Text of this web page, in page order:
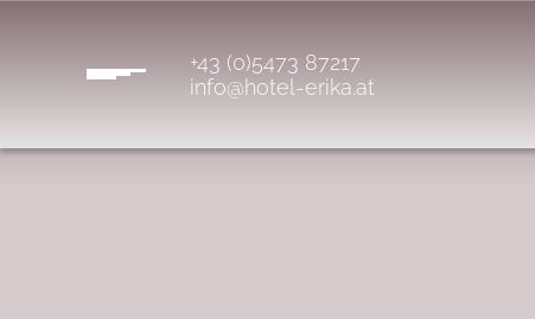
+43 (0)5473 87217
info@hotel-erika.at